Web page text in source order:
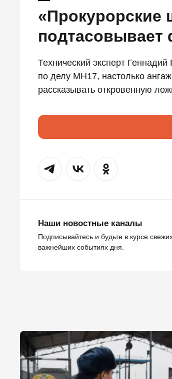
«Прокурорские
подтасовывает
Технический эксперт
по делу MH17, настолько
рассказывать откровенную
Наши новостные каналы
Подписывайтесь и будьте в курсе
важнейших событиях дня.